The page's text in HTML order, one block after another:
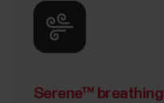
Serene™